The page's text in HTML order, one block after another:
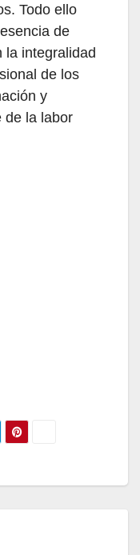
Todo ello
de
la integralidad
de los
y
de la labor